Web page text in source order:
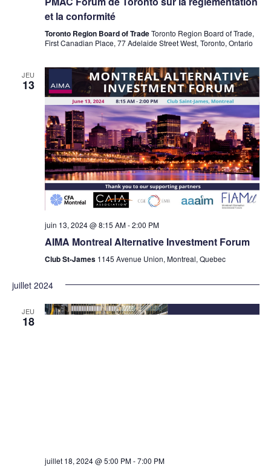
et la conformité
Toronto Region Board of TradeToronto Region Board of Trade,
First Canadian Place, 77 Adelaide Street West, Toronto, Ontario
JEU
13
juin 13, 2024 @ 8:15 AM-2:00 PM
AIMA Montreal Alternative Investment Forum
Club St-James 1145 Avenue Union, Montreal, Quebec
juillet 2024
JEU
18
juillet 18, 2024 @ 5:00 PM-7:00 PM